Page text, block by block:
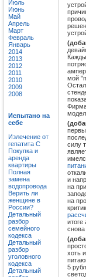
Июль
Июнь
Май
Апрель
Март
Февраль
Январь
2014
2013
2012
2011
2010
2009
2008
Испытано на
себе
Излечение от
гепатита C
Покупка и
аренда
квартиры
Полная
замена
водопровода
Верить ли
женщине в
России?
Детальный
разбор
семейного
кодекса
Детальный
разбор
уголовного
кодекса
Детальный
мой
силу
и
на
на
итоге
снова
хоть
5